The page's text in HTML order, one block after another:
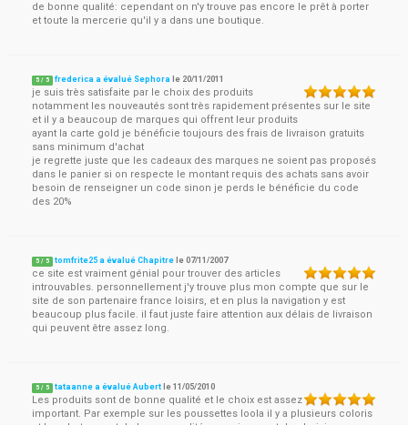
de bonne qualité: cependant on n'y trouve pas encore le prêt à porter
et toute la mercerie qu'il y a dans une boutique.
5 / 5 frederica a évalué Sephora le 20/11/2011
je suis très satisfaite par le choix des produits
notamment les nouveautés sont très rapidement présentes sur le site
et il y a beaucoup de marques qui offrent leur produits
ayant la carte gold je bénéficie toujours des frais de livraison gratuits
sans minimum d'achat
je regrette juste que les cadeaux des marques ne soient pas proposés
dans le panier si on respecte le montant requis des achats sans avoir
besoin de renseigner un code sinon je perds le bénéficie du code
des 20%
5 / 5 tomfrite25 a évalué Chapitre le07/11/2007
ce site est vraiment génial pour trouver des articles
introuvables. personnellement j'y trouve plus mon compte que sur le
site de son partenaire france loisirs, et en plus la navigation y est
beaucoup plus facile. il faut juste faire attention aux délais de livraison
qui peuvent être assez long.
5 / 5 tataanne a évalué Aubert le11/05/2010
Les produits sont de bonne qualité et le choix est assez
important. Par exemple sur les poussettes loola il y a plusieurs coloris